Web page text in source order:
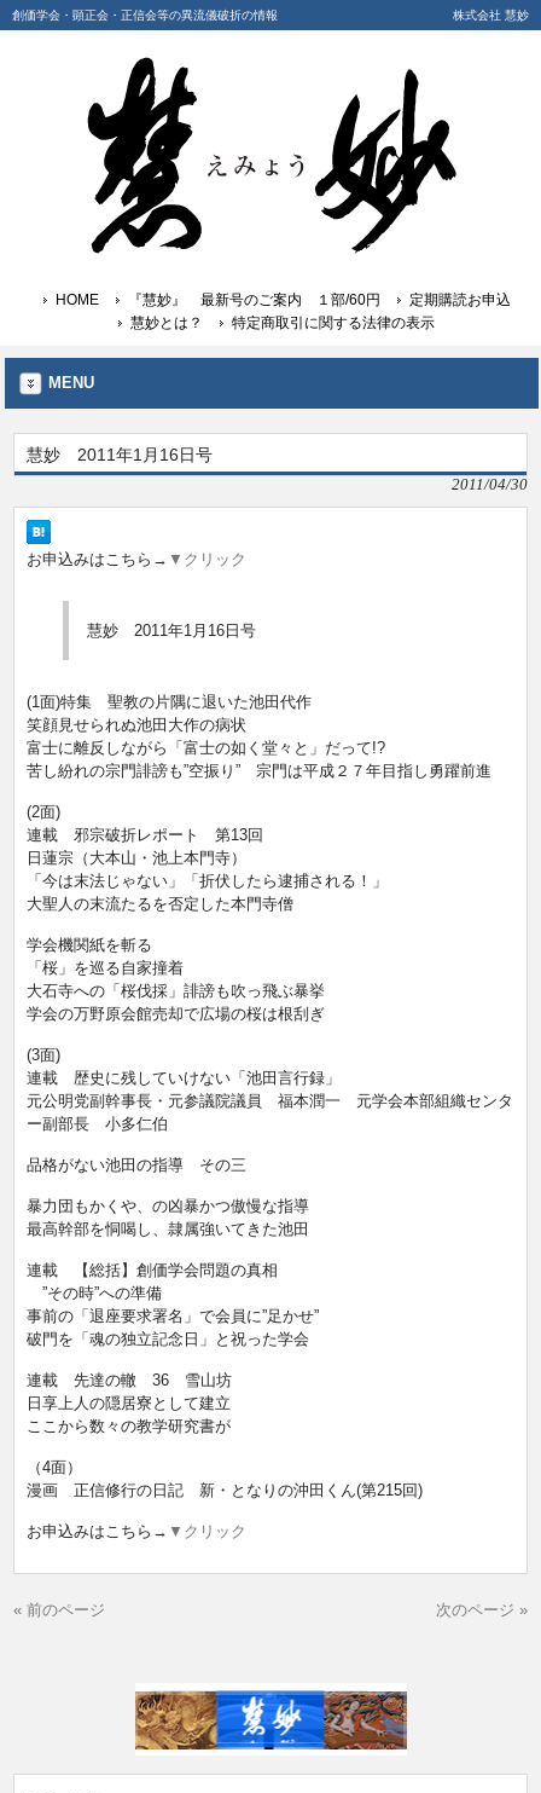
創価学会・顕正会・正信会等の異流儀破折の情報 株式会社 慧妙
HOME 『慧妙』 最新号のご案内 １部/60円
定期購読お申込
慧妙とは？
特定商取引に関する法律の表示
MENU
慧妙 2011年1月16日号
2011/04/30
お申込みはこちら→ ▼クリック
慧妙 2011年1月16日号
(1面)特集 聖教の片隅に退いた池田代作
笑顔見せられぬ池田大作の病状
富士に離反しながら「富士の如く堂々と」だって!?
苦し紛れの宗門誹謗も”空振り” 宗門は平成２７年目指し勇躍前進
(2面)
連載 邪宗破折レポート 第13回
日蓮宗（大本山・池上本門寺）
「今は末法じゃない」「折伏したら逮捕される！」
大聖人の末流たるを否定した本門寺僧
学会機関紙を斬る
「桜」を巡る自家撞着
大石寺への「桜伐採」誹謗も吹っ飛ぶ暴挙
学会の万野原会館売却で広場の桜は根刮ぎ
(3面)
連載 歴史に残していけない「池田言行録」
元公明党副幹事長・元参議院議員 福本潤一 元学会本部組織センタ
ー副部長 小多仁伯
品格がない池田の指導 その三
暴力団もかくや、の凶暴かつ傲慢な指導
最高幹部を恫喝し、隷属強いてきた池田
連載 【総括】創価学会問題の真相
”その時”への準備
事前の「退座要求署名」で会員に”足かせ”
破門を「魂の独立記念日」と祝った学会
連載 先達の轍 36 雪山坊
日享上人の隠居寮として建立
ここから数々の教学研究書が
（4面）
漫画 正信修行の日記 新・となりの沖田くん(第215回)
お申込みはこちら→ ▼クリック
« 前のページ 次のページ »